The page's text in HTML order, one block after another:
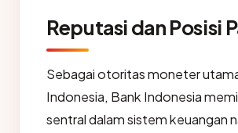
Reputasi dan Posisi
Sebagai otoritas moneter
Indonesia, Bank Indonesia
sentral dalam sistem keuangan